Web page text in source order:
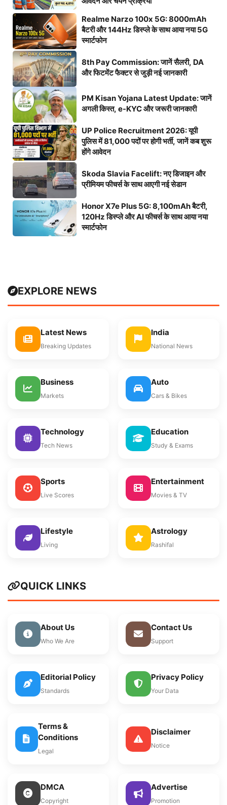
Realme Narzo 100x 5G: 8000mAh
बैटरी और 144Hz डिस्प्ले के साथ आया नया 5G
स्मार्टफोन
8th Pay Commission: जानें सैलरी, DA
और फिटमेंट फैक्टर से जुड़ी नई जानकारी
PM Kisan Yojana Latest Update: जानें
अगली किस्त, e-KYC और जरूरी जानकारी
UP Police Recruitment 2026: यूपी
पुलिस में 81,000 पदों पर होगी भर्ती, जानें कब शुरू
होंगे आवेदन
Skoda Slavia Facelift: नए डिजाइन और
प्रीमियम फीचर्स के साथ आएगी नई सेडान
Honor X7e Plus 5G: 8,100mAh बैटरी,
120Hz डिस्प्ले और AI फीचर्स के साथ आया नया
स्मार्टफोन
EXPLORE NEWS
Latest News
Breaking Updates
India
National News
Business
Markets
Auto
Cars & Bikes
Technology
Tech News
Education
Study & Exams
Sports
Live Scores
Entertainment
Movies & TV
Lifestyle
Living
Astrology
Rashifal
QUICK LINKS
About Us
Who We Are
Contact Us
Support
Editorial Policy
Standards
Privacy Policy
Your Data
Terms &
Conditions
Legal
Disclaimer
Notice
DMCA
Copyright
Advertise
Promotion